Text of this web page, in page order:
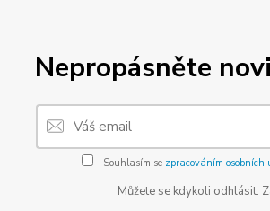
Nepropásněte
Souhlasím se zpracováním osobních
Můžete se kdykoli odhlásit.